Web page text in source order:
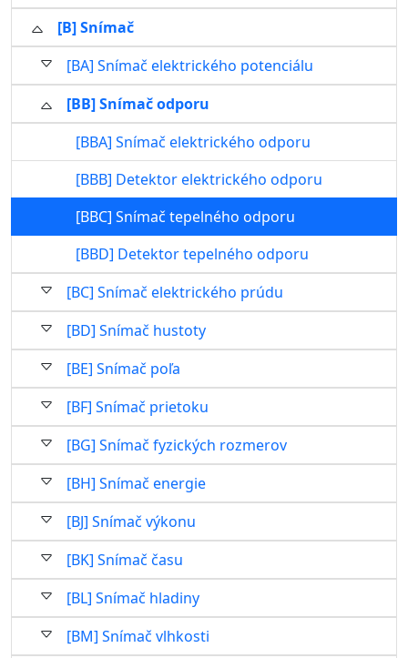
[B] Snímač
[BA] Snímač elektrického potenciálu
[BB] Snímač odporu
[BBA] Snímač elektrického odporu
[BBB] Detektor elektrického odporu
[BBC] Snímač tepelného odporu
[BBD] Detektor tepelného odporu
[BC] Snímač elektrického prúdu
[BD] Snímač hustoty
[BE] Snímač poľa
[BF] Snímač prietoku
[BG] Snímač fyzických rozmerov
[BH] Snímač energie
[BJ] Snímač výkonu
[BK] Snímač času
[BL] Snímač hladiny
[BM] Snímač vlhkosti